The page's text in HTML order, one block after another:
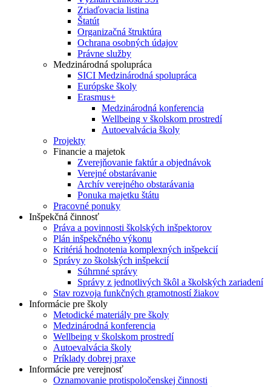
Zriaďovacia listina
Štatút
Organizačná štruktúra
Ochrana osobných údajov
Právne služby
Medzinárodná spolupráca
SICI Medzinárodná spolupráca
Európske školy
Erasmus+
Medzinárodná konferencia
Wellbeing v školskom prostredí
Autoevalvácia školy
Projekty
Financie a majetok
Zverejňovanie faktúr a objednávok
Verejné obstarávanie
Archív verejného obstarávania
Ponuka majetku štátu
Pracovné ponuky
Inšpekčná činnosť
Práva a povinnosti školských inšpektorov
Plán inšpekčného výkonu
Kritériá hodnotenia komplexných inšpekcií
Správy zo školských inšpekcií
Súhrnné správy
Správy z jednotlivých škôl a školských zariadení
Stav rozvoja funkčných gramotností žiakov
Informácie pre školy
Metodické materiály pre školy
Medzinárodná konferencia
Wellbeing v školskom prostredí
Autoevalvácia školy
Príklady dobrej praxe
Informácie pre verejnosť
Oznamovanie protispoločenskej činnosti